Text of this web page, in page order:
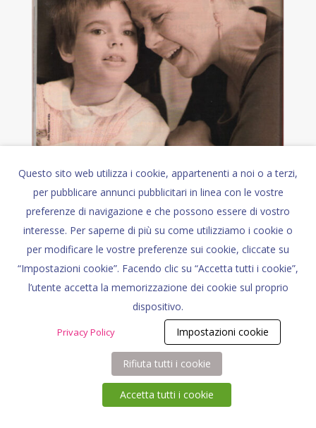
Questo sito web utilizza i cookie, appartenenti a noi o a terzi,
per pubblicare annunci pubblicitari in linea con le vostre
preferenze di navigazione e che possono essere di vostro
interesse. Per saperne di più su come utilizziamo i cookie o
per modificare le vostre preferenze sui cookie, cliccate su
“Impostazioni cookie”. Facendo clic su “Accetta tutti i cookie”,
l’utente accetta la memorizzazione dei cookie sul proprio
dispositivo.
Privacy Policy Impostazioni cookie
Rifiuta tutti i cookie
Accetta tutti i cookie